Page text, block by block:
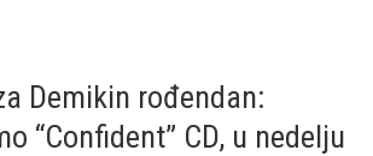
Demikin rođendan:
“Confident” CD, u nedelju